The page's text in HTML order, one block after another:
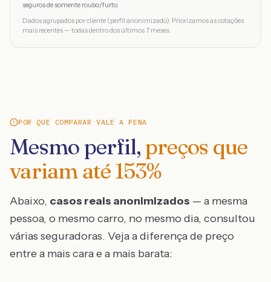
seguros de somente roubo/furto.
Dados agrupados por cliente (perfil anonimizado). Priorizamos as cotações
mais recentes — todas dentro dos últimos 7 meses.
POR QUE COMPARAR VALE A PENA
Mesmo perfil, preços que
variam até153%
Abaixo, casos reais anonimizados — a mesma
pessoa, o mesmo carro, no mesmo dia, consultou
várias seguradoras. Veja a diferença de preço
entre a mais cara e a mais barata: